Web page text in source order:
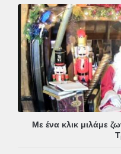
Με ένα κλικ μιλάμε